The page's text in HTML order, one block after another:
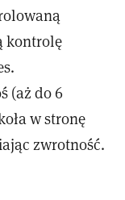
kontrolę
(aż do 6
w stronę
zwrotność.